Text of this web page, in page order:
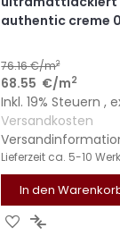
authentic creme
76.16€/m2
68.55 €/m2
Inkl. 19% Steuern,
Versandkosten
Lieferzeit ca. 5-10
In den
ZURZUR